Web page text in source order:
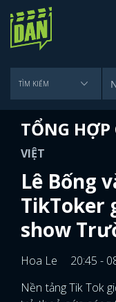
TỔNG
VIỆT
Lê Bống
TikToker
show
Hoa Le
20:45 -
Nền tảng Tik Tok